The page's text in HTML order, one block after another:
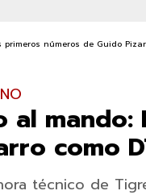
al
como
técnico de